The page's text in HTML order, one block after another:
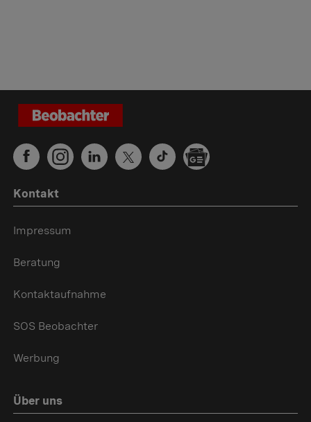
Kontakt
Impressum
Beratung
Kontaktaufnahme
SOS Beobachter
Werbung
Über uns